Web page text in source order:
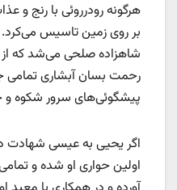
هرگونه رودرروئی با رنج و
بر روی زمین تاسیس
شاهزاده صلحی می‌شد که
رحمت بسان آبشاری تمامی
پیشگوئی‌های سرور شکوه و
اگر یحیی به عیسی شهادت
اولین حواری او شده و